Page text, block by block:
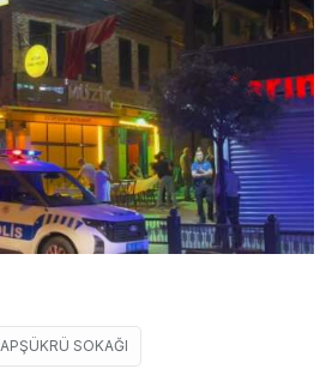
SOKAĞI